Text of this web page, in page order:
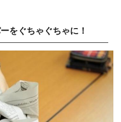
をぐちゃぐちゃに！